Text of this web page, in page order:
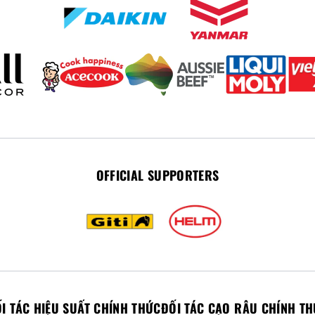
OFFICIAL SUPPORTERS
TÁC HIỆU SUẤT CHÍNH THỨCĐỐI TÁC CẠO RÂU CHÍNH